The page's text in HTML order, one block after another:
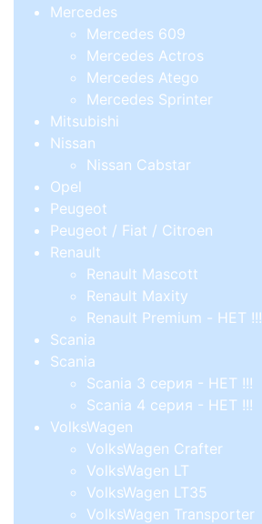
Mercedes
Mercedes 609
Mercedes Actros
Mercedes Atego
Mercedes Sprinter
Mitsubishi
Nissan
Nissan Cabstar
Opel
Peugeot
Peugeot / Fiat / Citroen
Renault
Renault Mascott
Renault Maxity
Renault Premium - НЕТ !!!
Scania
Scania
Scania 3 серия - НЕТ !!!
Scania 4 серия - НЕТ !!!
VolksWagen
VolksWagen Crafter
VolksWagen LT
VolksWagen LT35
VolksWagen Transporter